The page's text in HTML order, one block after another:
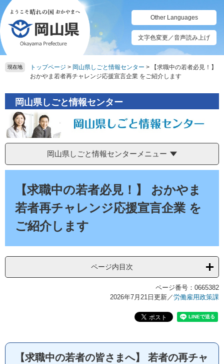
ペ
ー
ジ
の
先
頭
メ
ニ
ュ
ー
を
飛
文
Other Languages
文字色変更／音声読み上げ
現在地 トップページ > 岡山県しごと情報センター >
【求職中の若者必見！】
おかやま若者再チャレンジ応援宣言企業 をご紹介します
岡山県しごと情報センター
岡山県しごと情報センターメニュー
【求職中の若者必見！】 おかやま
若者再チャレンジ応援宣言企業 を
ご紹介します
ページ内目次
ページ番号：0665382
2026年7月21日更新／労働雇用政策課
【求職中の若者の皆さまへ】 若者の再チャ